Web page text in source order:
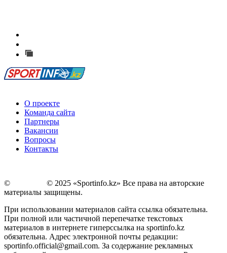
О проекте
Команда сайта
Партнеры
Вакансии
Вопросы
Контакты
©
© 2025 «Sportinfo.kz» Все права на авторские
материалы защищены.
При использовании материалов сайта ссылка обязательна.
При полной или частичной перепечатке текстовых
материалов в интернете гиперссылка на sportinfo.kz
обязательна. Адрес электронной почты редакции:
sportinfo.official@gmail.com. За содержание рекламных